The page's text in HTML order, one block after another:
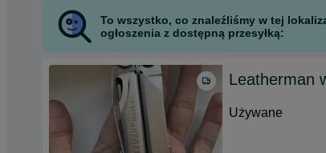
To wszystko, co znaleźliśmy w tej
ogłoszenia z dostępną przesyłką:
Leatherman
Używane